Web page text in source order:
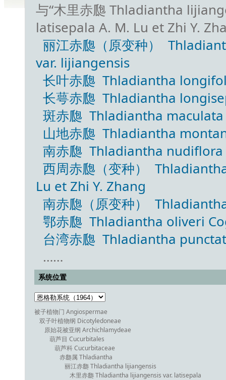
与“木里赤瓟 Thladiantha
latisepala A. M. Lu et Zhi Y.
丽江赤瓟（原变种）
var. lijiangensis
长叶赤瓟 Thladiantha
长萼赤瓟 Thladiantha
斑赤瓟 Thladiantha maculata
山地赤瓟 Thladiantha
南赤瓟 Thladiantha nudiflora
西周赤瓟（变种）
Lu et Zhi Y. Zhang
南赤瓟（原变种）
鄂赤瓟 Thladiantha oliveri
台湾赤瓟 Thladiantha
……
系统位置
被子植物门 Angiospermae
双子叶植物纲 Dicotyledoneae
原始花被亚纲 Archichlamydeae
葫芦目 Cucurbitales
葫芦科 Cucurbitaceae
赤瓟属 Thladiantha
丽江赤瓟 Thladiantha lijiangensis
木里赤瓟 Thladiantha lijiangensis var. latisepala